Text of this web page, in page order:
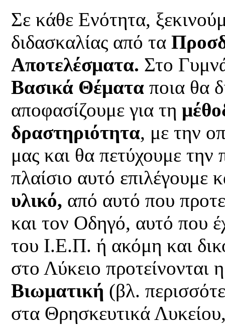
Σε κάθε Ενότητα,
διδασκαλίας από τα
Αποτελέσματα. Στο
Βασικά Θέματα ποια θα
αποφασίζουμε για τη
δραστηριότητα, με την
μας και θα πετύχουμε
πλαίσιο αυτό επιλέγουμε
υλικό, από αυτό που
και τον Οδηγό, αυτό που
του Ι.Ε.Π. ή ακόμη και
στο Λύκειο προτείνονται
Βιωματική (βλ.
στα Θρησκευτικά